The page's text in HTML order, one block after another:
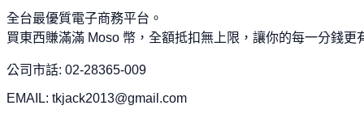
全台最優質電子商務平台。
買東西賺滿滿 Moso 幣，全額抵扣無上限，讓你的每一分錢更
公司市話: 02-28365-009
EMAIL: tkjack2013@gmail.com